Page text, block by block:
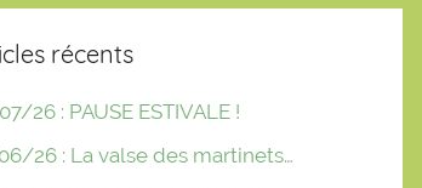
récents
26 : PAUSE ESTIVALE !
26 : La valse des martinets…